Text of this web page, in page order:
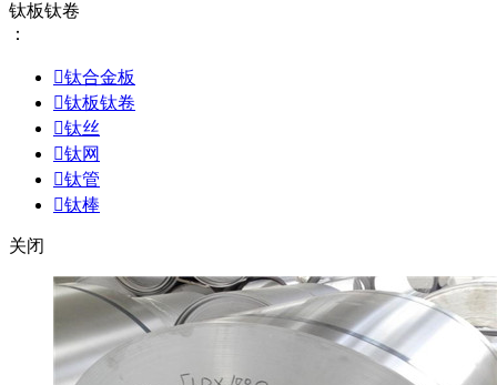
钛板钛卷
：
钛合金板
钛板钛卷
钛丝
钛网
钛管
钛棒
关闭